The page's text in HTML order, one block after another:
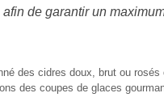
de garantir un
des cidres doux, brut ou rosés
des coupes de glaces